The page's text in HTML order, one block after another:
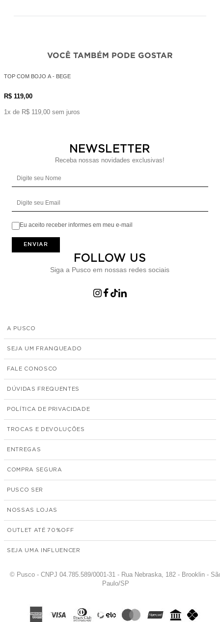
VOCÊ TAMBÉM PODE GOSTAR
TOP COM BOJO A - BEGE
R$ 119,00
1x de R$ 119,00 sem juros
NEWSLETTER
Receba nossas novidades exclusivas!
Eu aceito receber informes em meu e-mail
ENVIAR
FOLLOW US
Siga a Pusco em nossas redes sociais
A PUSCO
SEJA UM FRANQUEADO
FALE CONOSCO
DÚVIDAS FREQUENTES
POLÍTICA DE PRIVACIDADE
TROCAS E DEVOLUÇÕES
ENTREGAS
COMPRA SEGURA
PUSCO SER
NOSSAS LOJAS
OUTLET ATÉ 70%
SEJA UMA INFLUENCER
© Pusco - CNPJ 04.785.589/0001-31 - Rua Nebraska, 182 - Brooklin -
Paulo/SP